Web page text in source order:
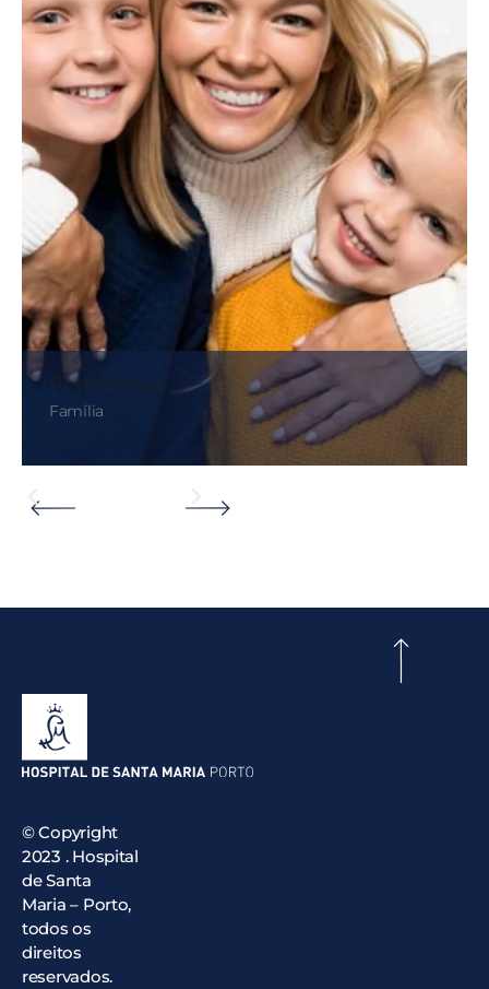
Fernandes
Família
© Copyright
2023 . Hospital
de Santa
Maria – Porto,
todos os
direitos
reservados.